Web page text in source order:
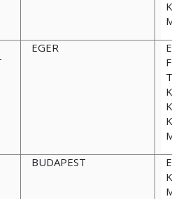
EGER
BUDAPEST